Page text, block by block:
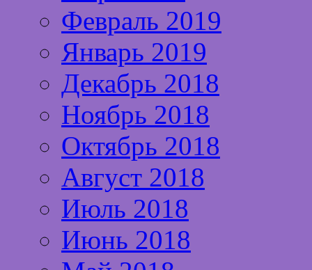
Февраль 2019
Январь 2019
Декабрь 2018
Ноябрь 2018
Октябрь 2018
Август 2018
Июль 2018
Июнь 2018